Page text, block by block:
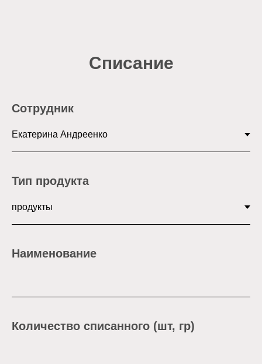
Списание
Сотрудник
Тип продукта
Наименование
Количество списанного (шт, гр)